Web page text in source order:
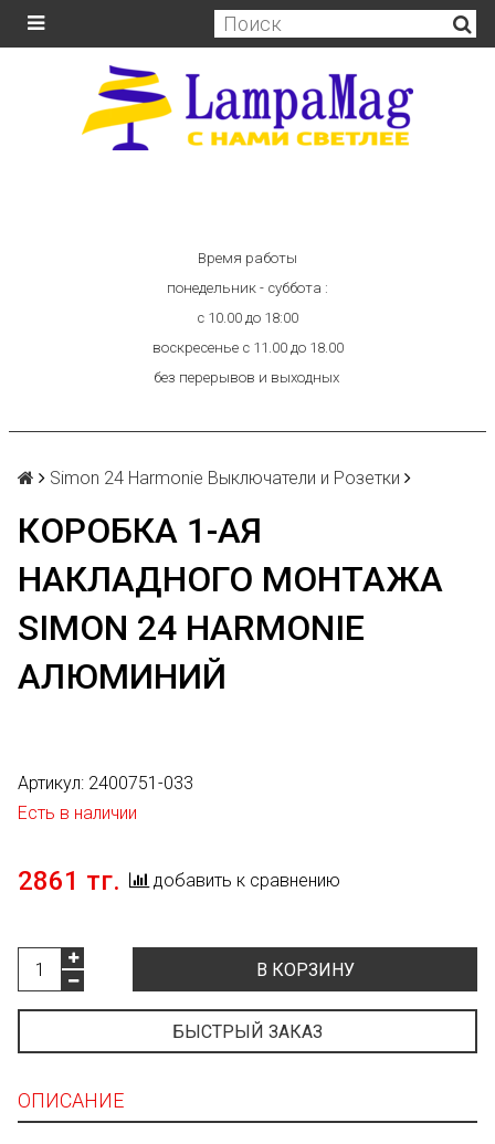
Время работы
понедельник - суббота :
с 10.00 до 18:00
воскресенье с 11.00 до 18.00
без перерывов и выходных
Simon 24 Harmonie Выключатели и Розетки
КОРОБКА 1-АЯ
НАКЛАДНОГО МОНТАЖА
SIMON 24 HARMONIE
АЛЮМИНИЙ
Артикул: 2400751-033
Есть в наличии
2861 тг. добавить к сравнению
В КОРЗИНУ
БЫСТРЫЙ ЗАКАЗ
ОПИСАНИЕ